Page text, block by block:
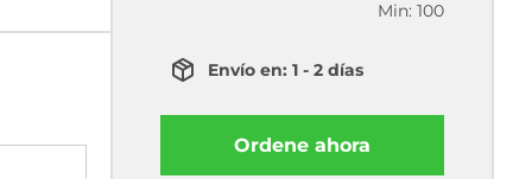
Min: 100
Envío en: 1 - 2 días
Ordene ahora